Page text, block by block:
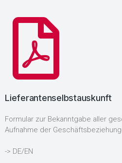
Lieferantenselbstauskunft
Formular zur Bekanntgabe aller
Aufnahme der
-> DE/EN